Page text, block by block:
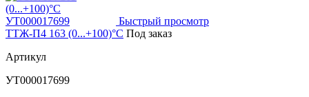
Быстрый просмотр
ТТЖ-П4 163 (0...+100)°С Под заказ
Артикул
УТ000017699